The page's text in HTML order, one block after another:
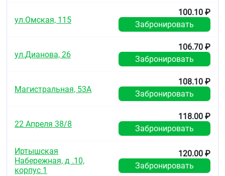
ул.Омская, 115
100.10 ₽
Забронировать
ул.Дианова, 26
106.70 ₽
Забронировать
Магистральная, 53А
108.10 ₽
Забронировать
22 Апреля 38/8
118.00 ₽
Забронировать
Иртышская
Набережная, д .10,
корпус 1
120.00 ₽
Забронировать